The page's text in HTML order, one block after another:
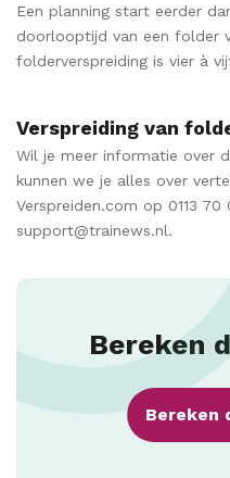
Een planning start eerder
doorlooptijd van een folder
folderverspreiding is vier à
Verspreiding van
Wil je meer informatie over
kunnen we je alles over
Verspreiden.com op 0113
support@trainews.nl.
Bereken
Bereken